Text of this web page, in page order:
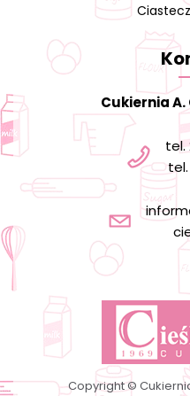
Cukiernia A.
tel.
tel.
Copyright ©